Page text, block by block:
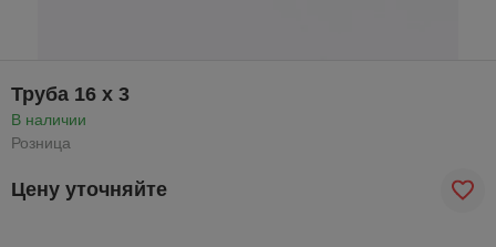
Труба 16 x 3
В наличии
Розница
Цену уточняйте